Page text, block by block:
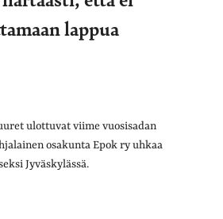
lappua
ulottuvat viime vuosisadan
osakunta Epok ry uhkaa
Jyväskylässä.